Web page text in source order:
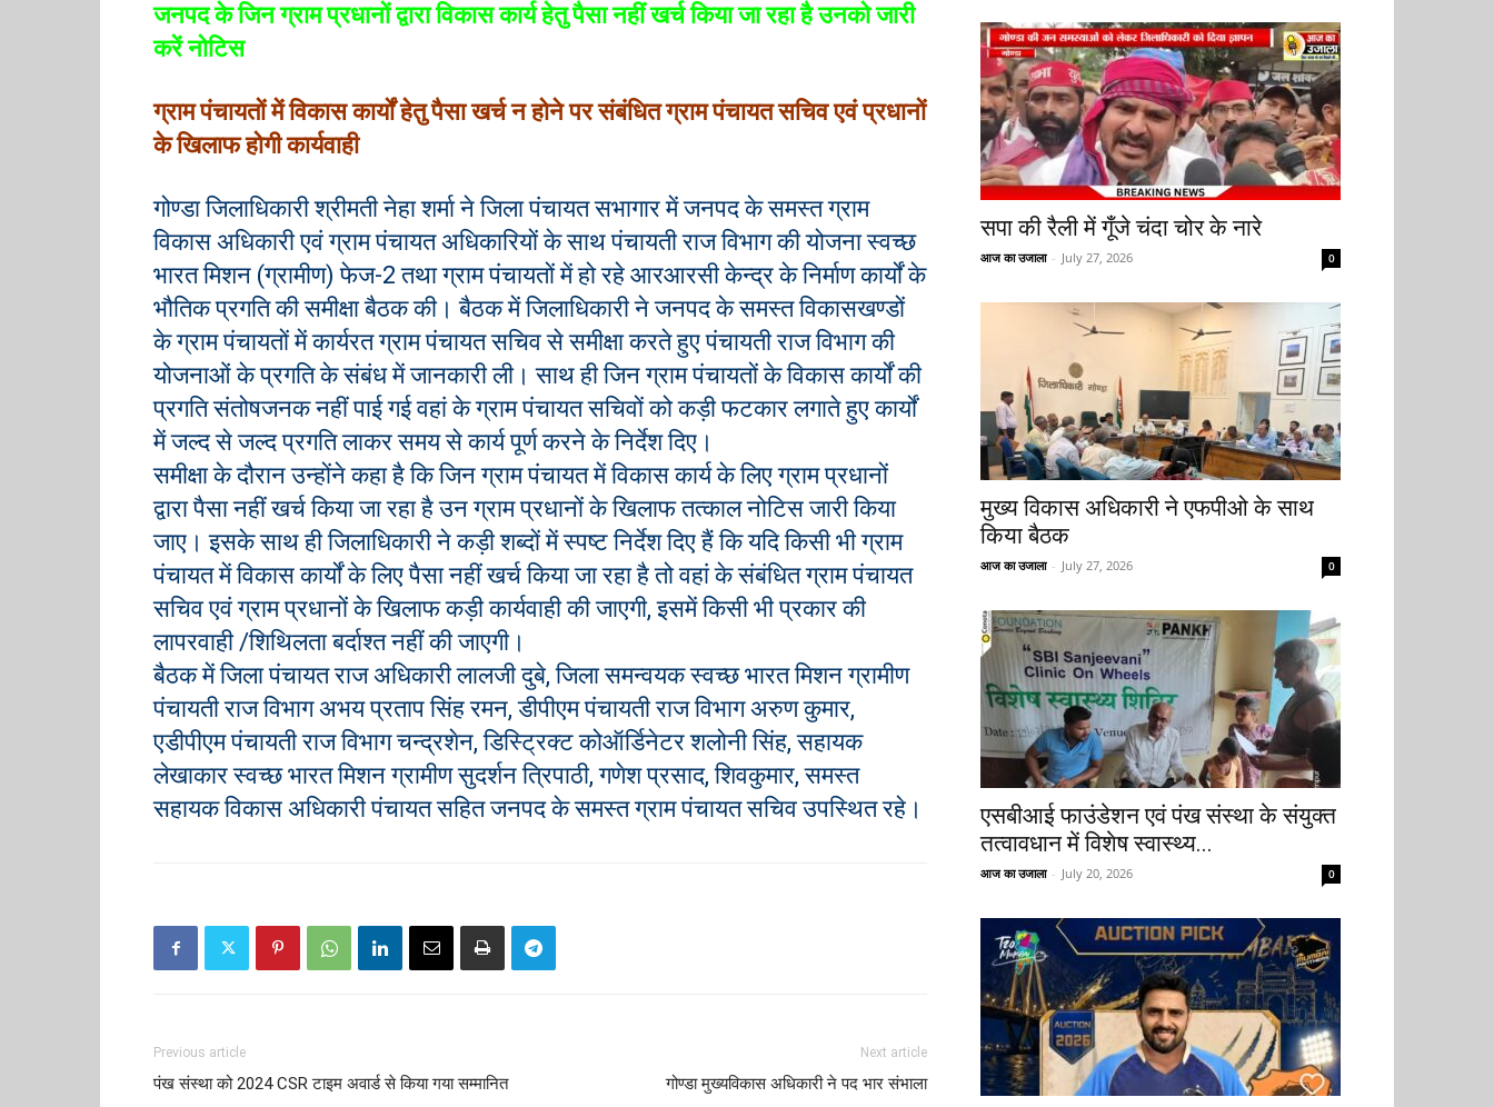
जनपद के जिन ग्राम प्रधानों द्वारा विकास कार्य हेतु पैसा नहीं खर्च किया जा रहा है उनको जारी
करें नोटिस
ग्राम पंचायतों में विकास कार्यों हेतु पैसा खर्च न होने पर संबंधित ग्राम पंचायत सचिव एवं प्रधानों
के खिलाफ होगी कार्यवाही
गोण्डा जिलाधिकारी श्रीमती नेहा शर्मा ने जिला पंचायत सभागार में जनपद के समस्त ग्राम
विकास अधिकारी एवं ग्राम पंचायत अधिकारियों के साथ पंचायती राज विभाग की योजना स्वच्छ
भारत मिशन (ग्रामीण) फेज-2 तथा ग्राम पंचायतों में हो रहे आरआरसी केन्द्र के निर्माण कार्यों के
भौतिक प्रगति की समीक्षा बैठक की। बैठक में जिलाधिकारी ने जनपद के समस्त विकासखण्डों
के ग्राम पंचायतों में कार्यरत ग्राम पंचायत सचिव से समीक्षा करते हुए पंचायती राज विभाग की
योजनाओं के प्रगति के संबंध में जानकारी ली। साथ ही जिन ग्राम पंचायतों के विकास कार्यों की
प्रगति संतोषजनक नहीं पाई गई वहां के ग्राम पंचायत सचिवों को कड़ी फटकार लगाते हुए कार्यों
में जल्द से जल्द प्रगति लाकर समय से कार्य पूर्ण करने के निर्देश दिए।
समीक्षा के दौरान उन्होंने कहा है कि जिन ग्राम पंचायत में विकास कार्य के लिए ग्राम प्रधानों
द्वारा पैसा नहीं खर्च किया जा रहा है उन ग्राम प्रधानों के खिलाफ तत्काल नोटिस जारी किया
जाए। इसके साथ ही जिलाधिकारी ने कड़ी शब्दों में स्पष्ट निर्देश दिए हैं कि यदि किसी भी ग्राम
पंचायत में विकास कार्यों के लिए पैसा नहीं खर्च किया जा रहा है तो वहां के संबंधित ग्राम पंचायत
सचिव एवं ग्राम प्रधानों के खिलाफ कड़ी कार्यवाही की जाएगी, इसमें किसी भी प्रकार की
लापरवाही /शिथिलता बर्दाश्त नहीं की जाएगी।
बैठक में जिला पंचायत राज अधिकारी लालजी दुबे, जिला समन्वयक स्वच्छ भारत मिशन ग्रामीण
पंचायती राज विभाग अभय प्रताप सिंह रमन, डीपीएम पंचायती राज विभाग अरुण कुमार,
एडीपीएम पंचायती राज विभाग चन्द्रशेन, डिस्ट्रिक्ट कोऑर्डिनेटर शलोनी सिंह, सहायक
लेखाकार स्वच्छ भारत मिशन ग्रामीण सुदर्शन त्रिपाठी, गणेश प्रसाद, शिवकुमार, समस्त
सहायक विकास अधिकारी पंचायत सहित जनपद के समस्त ग्राम पंचायत सचिव उपस्थित रहे।
Previous article
पंख संस्था को 2024 CSR टाइम अवार्ड से किया गया सम्मानित
Next article
गोण्डा मुख्यविकास अधिकारी ने पद भार संभाला
सपा की रैली में गूँजे चंदा चोर के नारे
आज का उजाला - July 27, 2026 0
मुख्य विकास अधिकारी ने एफपीओ के साथ
किया बैठक
आज का उजाला - July 27, 2026 0
एसबीआई फाउंडेशन एवं पंख संस्था के संयुक्त
तत्वावधान में विशेष स्वास्थ्य...
आज का उजाला - July 20, 2026 0